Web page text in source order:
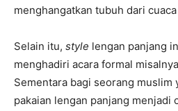
menghangatkan tubuh dari
Selain itu, style lengan panjang
menghadiri acara formal
Sementara bagi seorang muslim
pakaian lengan panjang menjadi